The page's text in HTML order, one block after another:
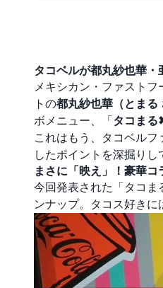
タコベルが都丸紗也華
メキシカン・ファスト
トの都丸紗也華（とまる
ボメニュー、「 タコまる
これはもう、タコベル
したポイントを深掘りし
まさに「映え」！豪華
今回発表された「タコ
ンナップ。タコス好きに